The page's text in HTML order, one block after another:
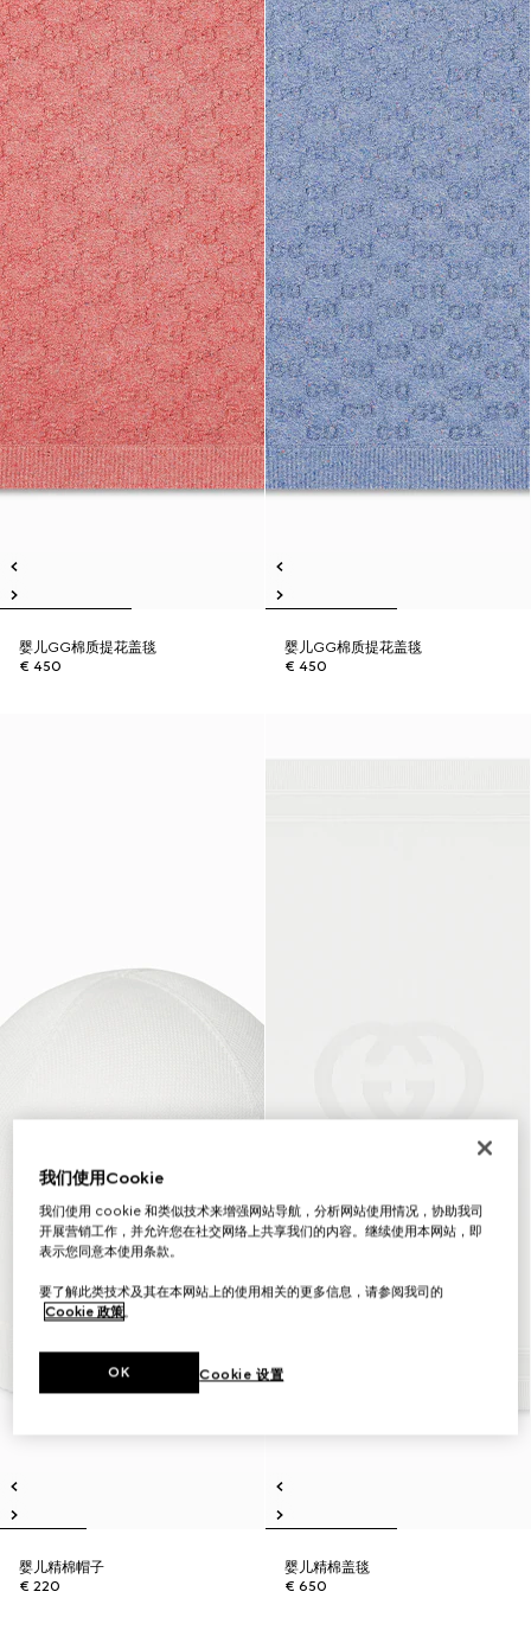
婴儿GG棉质提花盖毯
€ 450
婴儿GG棉质提花盖毯
€ 450
婴儿精棉帽子
€ 220
婴儿精棉盖毯
€ 650
我们使用Cookie
我们使用 cookie 和类似技术来增强网站导航，分析网站使用情况，协助我司
开展营销工作，并允许您在社交网络上共享我们的内容。继续使用本网站，即
表示您同意本使用条款。
要了解此类技术及其在本网站上的使用相关的更多信息，请参阅我司的
Cookie 政策。
Cookie 设置
OK